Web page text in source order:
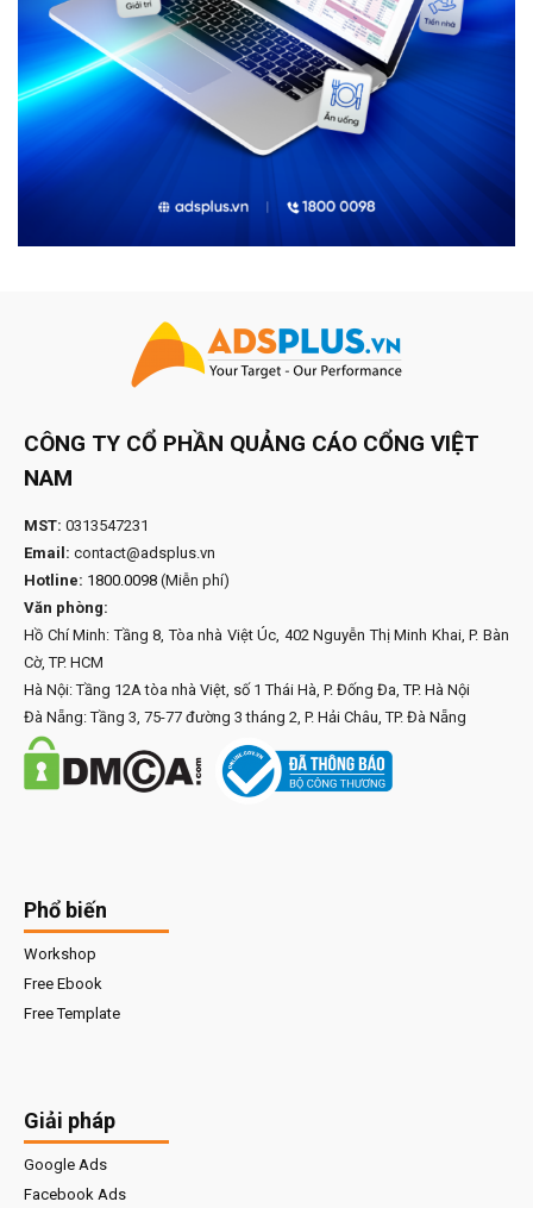
CÔNG TY CỔ PHẦN QUẢNG CÁO CỔNG VIỆT
NAM
MST: 0313547231
Email: contact@adsplus.vn
Hotline: 1800.0098 (Miễn phí)
Văn phòng:
Hồ Chí Minh: Tầng 8, Tòa nhà Việt Úc, 402 Nguyễn Thị Minh Khai, P. Bàn
Cờ, TP. HCM
Hà Nội: Tầng 12A tòa nhà Việt, số 1 Thái Hà, P. Đống Đa, TP. Hà Nội
Đà Nẵng: Tầng 3, 75-77 đường 3 tháng 2, P. Hải Châu, TP. Đà Nẵng
Phổ biến
Workshop
Free Ebook
Free Template
Giải pháp
Google Ads
Facebook Ads